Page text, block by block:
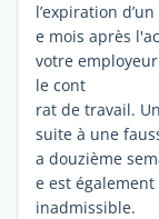
l’expiration
e mois après
votre
le cont
rat de travail.
suite à une
a douzième
e est également
inadmissible.